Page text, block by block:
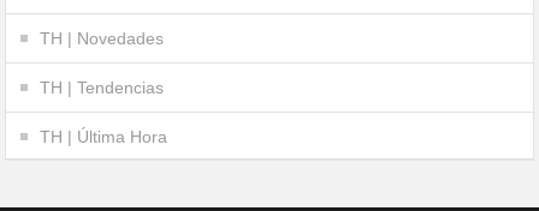
TH | Novedades
TH | Tendencias
TH | Última Hora